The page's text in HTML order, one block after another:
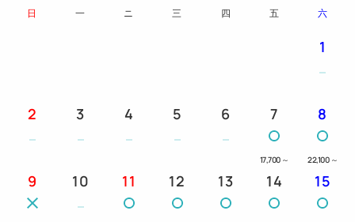
现行：成人150日元（6岁及以上）→ 调整后：成人
日 一 ニ 三 四 五 六
1
2 3 4 5 6 7
17,700 ～
8
22,100 ～
9 10 11 12 13 14 15